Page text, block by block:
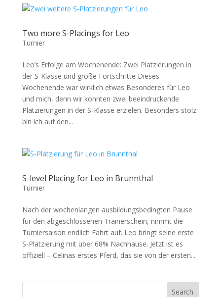
Two more S-Placings for Leo
Turnier
Leo’s Erfolge am Wochenende: Zwei Platzierungen in
der S-Klasse und große Fortschritte Dieses
Wochenende war wirklich etwas Besonderes für Leo
und mich, denn wir konnten zwei beeindruckende
Platzierungen in der S-Klasse erzielen. Besonders stolz
bin ich auf den...
S-level Placing for Leo in Brunnthal
Turnier
Nach der wochenlangen ausbildungsbedingten Pause
für den abgeschlossenen Trainerschein, nimmt die
Turniersaison endlich Fahrt auf. Leo bringt seine erste
S-Platzierung mit über 68% Nachhause. Jetzt ist es
offiziell – Celinas erstes Pferd, das sie von der ersten...
Search